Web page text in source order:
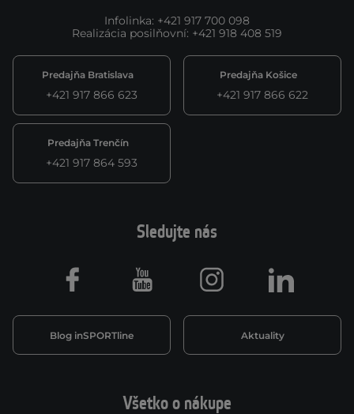
Infolinka: +421 917 700 098
Realizácia posilňovní: +421 918 408 519
Predajňa Bratislava
+421 917 866 623
Predajňa Košice
+421 917 866 622
Predajňa Trenčín
+421 917 864 593
Všetko o nákupe
Sledujte nás
Blog inSPORTline Aktuality
Facebook Youtube Instagram LinkedIn